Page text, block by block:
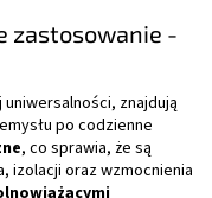
zastosowanie -
znajdują
po codzienne
, co sprawia, że są
izolacji oraz wzmocnienia